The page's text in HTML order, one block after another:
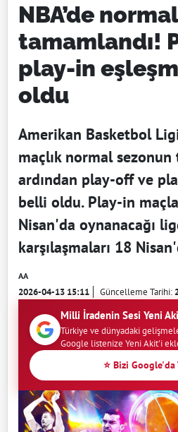
NBA’de
tamamlandı!
play-in
oldu
Amerikan Basketbol
maçlık normal sezonun
ardından play-off ve
belli oldu. Play-in
Nisan'da oynanacağı
karşılaşmaları 18
AA
2026-04-13 15:11 Güncelleme Tarihi:
Milli İradenin Sesi Yeni
Türkiye ve dünyadaki
Google listenize Yeni Akit'i
⭐ Bizi Google'da